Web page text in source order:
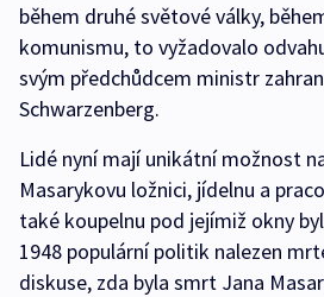
během druhé světové války,
komunismu, to vyžadovalo
svým předchůdcem ministr
Schwarzenberg.
Lidé nyní mají unikátní možnost
Masarykovu ložnici, jídelnu a
také koupelnu pod jejímiž okny
1948 populární politik nalezen
diskuse, zda byla smrt Jana